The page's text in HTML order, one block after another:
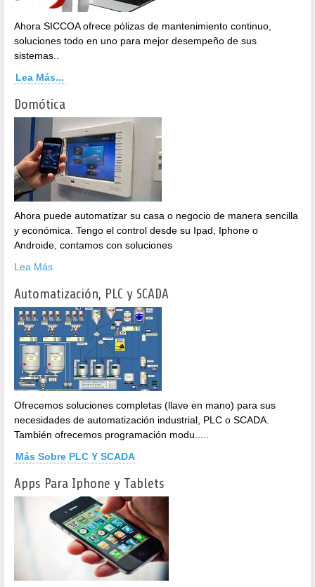
Ahora SICCOA ofrece pólizas de mantenimiento continuo,
soluciones todo en uno para mejor desempeño de sus
sistemas..
Lea Más...
Domótica
Ahora puede automatizar su casa o negocio de manera sencilla
y económica. Tengo el control desde su Ipad, Iphone o
Androide, contamos con soluciones
Lea Más
Automatización, PLC y SCADA
Ofrecemos soluciones completas (llave en mano) para sus
necesidades de automatización industrial, PLC o SCADA.
También ofrecemos programación modu.....
Más Sobre PLC Y SCADA
Apps Para Iphone y Tablets